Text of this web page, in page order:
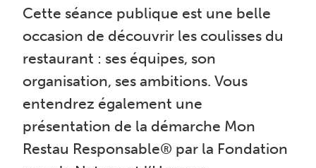
Cette séance publique est une belle
occasion de découvrir les coulisses du
restaurant : ses équipes, son
organisation, ses ambitions. Vous
entendrez également une
présentation de la démarche Mon
Restau Responsable® par la Fondation